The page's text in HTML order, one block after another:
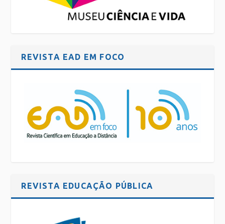
REVISTA EAD EM FOCO
REVISTA EDUCAÇÃO PÚBLICA